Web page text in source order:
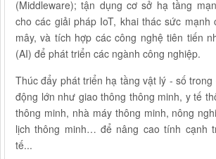
(Middleware); tận dụng cơ sở hạ tầng
cho các giải pháp IoT, khai thác sức mạnh
mây, và tích hợp các công nghệ tiên tiến
(AI) để phát triển các ngành công nghiệp.
Thúc đẩy phát triển hạ tầng vật lý - số
động lớn như giao thông thông minh, y tế
thông minh, nhà máy thông minh, nông
lịch thông minh… để nâng cao tính cạnh
tế...